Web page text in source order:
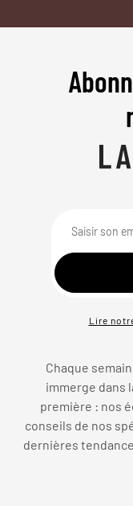
Lire
Chaque
immerge dans
première : nos
conseils de nos
dernières